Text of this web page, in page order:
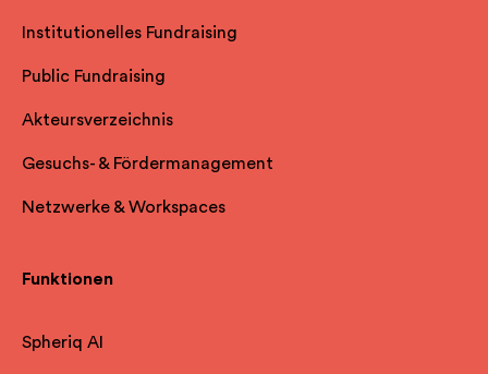
Institutionelles Fundraising
Public Fundraising
Akteursverzeichnis
Gesuchs- & Fördermanagement
Netzwerke & Workspaces
Funktionen
Spheriq AI